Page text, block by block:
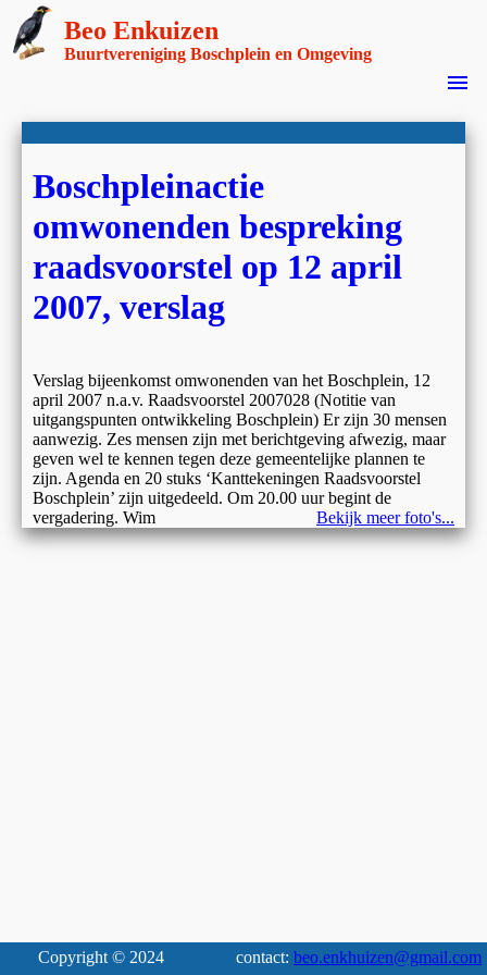
Beo Enkuizen
Buurtvereniging Boschplein en Omgeving
menu
Boschpleinactie
omwonenden bespreking
raadsvoorstel op 12 april
2007, verslag
Verslag bijeenkomst omwonenden van het Boschplein, 12
april 2007 n.a.v. Raadsvoorstel 2007028 (Notitie van
uitgangspunten ontwikkeling Boschplein) Er zijn 30 mensen
aanwezig. Zes mensen zijn met berichtgeving afwezig, maar
geven wel te kennen tegen deze gemeentelijke plannen te
zijn. Agenda en 20 stuks ‘Kanttekeningen Raadsvoorstel
Boschplein’ zijn uitgedeeld. Om 20.00 uur begint de
vergadering. Wim
Bekijk meer foto's...
Copyright © 2024 contact: beo.enkhuizen@gmail.com